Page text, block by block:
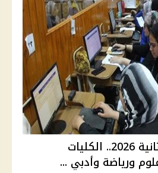
تنسيق المرحلة الثانية 2026.. الكليات
ورياضة وأدبي ...